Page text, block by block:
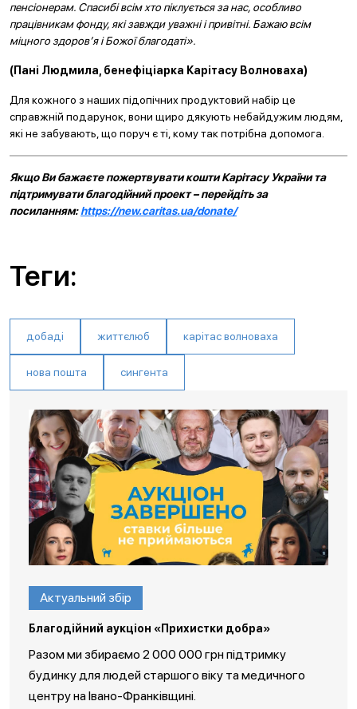
пенсіонерам. Спасибі всім хто піклується за нас, особливо
працівникам фонду, які завжди уважні і привітні. Бажаю всім
міцного здоров’я і Божої благодаті».
(Пані Людмила, бенефіціарка Карітасу Волноваха)
Для кожного з наших підопічних продуктовий набір це
справжній подарунок, вони щиро дякують небайдужим людям,
які не забувають, що поруч є ті, кому так потрібна допомога.
Якщо Ви бажаєте пожертвувати кошти Карітасу України та
підтримувати благодійний проект – перейдіть за
посиланням:https://new.caritas.ua/donate/
Теги:
добаді життєлюб карітас волноваха
нова пошта сингента
Актуальний збір
Благодійний аукціон «Прихистки добра»
Разом ми збираємо 2 000 000 грн підтримку
будинку для людей старшого віку та медичного
центру на Івано-Франківщині.